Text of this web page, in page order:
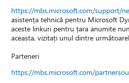
https://mbs.microsoft.com/support/
asistența tehnică pentru Microsoft
aceste linkuri pentru țara anumite
aceasta, vizitați unul dintre
Parteneri
https://mbs.microsoft.com/